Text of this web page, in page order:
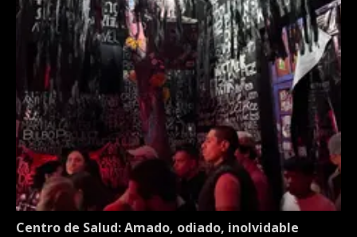
Centro de Salud: Amado, odiado, inolvidable